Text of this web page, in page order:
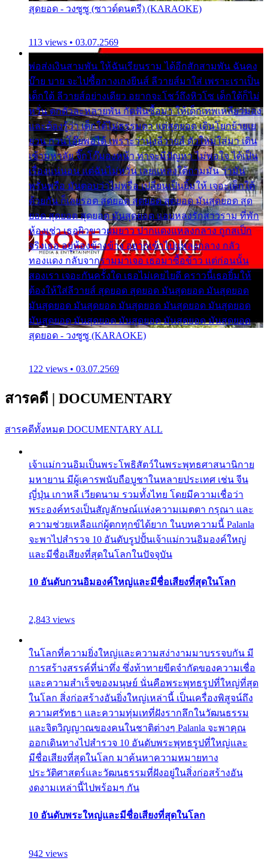
สุดยอด - วงซูซู (ซาวด์ดนตรี) (KARAOKE)
113 views • 03.07.2569
พ่อส่งเงินสามพัน ให้ฉันเรียนราม ได้อีกสักสามพัน ฉันคง
บ๊าย บาย จะไปซื้อกางเกงยีนส์ ลีวายส์มาใส่ เพราะเราเป็น
เด็กใต้ ลีวายส์อย่างเดียว อยากจะโชว์ถึงหิวโซ เด็กใต้ก็ไม่
หวั่น ตกตัวละหลายพัน กัดฟันซื้อมา ให้เด็กเทพเหลียวมอง
และต้องรู้ว่า เด็กใต้ไม่ธรรมดา แต่สุดยอด เดินโยกย้ายเย
ยวน กวนโอ๊ยพอได้ เพราะว่านุ่งลีวายส์ ตัวใหม่ใส่มา เดิน
เข้ามหาลัย จิ๊กโก๊มองหน้า ท่าจะมีปัญหา ไม่พอใจ ได้เป็น
เรื่องแน่นอน แต่ฉันไม่หวั่น เลยแหลงใต้ถามมัน ว่ามัน
พรั่นพรือ มันตอบว่าไม่พรื่อ เปลี่ยนเป็นยิ้มให้ เจอะเด็กใต้
ด้วยกัน ก็เลยรอด สุดยอด สุดยอด สุดยอด มันสุดยอด สุด
ยอด สุดยอด สุดยอด มันสุดยอด แอบหลงรักสาวราม ที่พัก
ห้องเช่า เธอผิวขาวผมยาว ปากแดงแหลงกลาง ถูกสเป็ก
จริงเธอ อยู่ห้องข้างข้าง อยากเข้าไปแหลงกลาง กลัว
ทองแดง กลับจากรามมาเจอ เธอมาซื้อข้าว แต่ก่อนนั้น
สองเรา เจอะกันครั้งใด เธอไม่เคยไยดี คราวนี้เธอยิ้มให้
ต้องให้ใส่ลีวายส์ สุดยอด สุดยอด มันสุดยอด มันสุดยอด
มันสุดยอด มันสุดยอด มันสุดยอด มันสุดยอด มันสุดยอด
มันสุดยอด มันสุดยอด มันสุดยอด มันสุดยอด มันสุดยอด
สุดยอด - วงซูซู (KARAOKE)
122 views • 03.07.2569
สารคดี | DOCUMENTARY
สารคดีทั้งหมด DOCUMENTARY ALL
เจ้าแม่กวนอิมเป็นพระโพธิสัตว์ในพระพุทธศาสนานิกาย
มหายาน มีผู้เคารพนับถือบูชาในหลายประเทศ เช่น จีน
ญี่ปุ่น เกาหลี เวียดนาม รวมทั้งไทย โดยมีความเชื่อว่า
พระองค์ทรงเป็นสัญลักษณ์แห่งความเมตตา กรุณา และ
ความช่วยเหลือแก่ผู้ตกทุกข์ได้ยาก ในบทความนี้ Palanla
จะพาไปสำรวจ 10 อันดับรูปปั้นเจ้าแม่กวนอิมองค์ใหญ่
และมีชื่อเสียงที่สุดในโลกในปัจจุบัน
10 อันดับกวนอิมองค์ใหญ่และมีชื่อเสียงที่สุดในโลก
2,843 views
ในโลกที่ความยิ่งใหญ่และความสง่างามมาบรรจบกัน มี
การสร้างสรรค์ที่น่าทึ่ง ซึ่งท้าทายขีดจำกัดของความเชื่อ
และความสำเร็จของมนุษย์ นั่นคือพระพุทธรูปที่ใหญ่ที่สุด
ในโลก สิ่งก่อสร้างอันยิ่งใหญ่เหล่านี้ เป็นเครื่องพิสูจน์ถึง
ความศรัทธา และความทุ่มเทที่ฝังรากลึกในวัฒนธรรม
และจิตวิญญาณของคนในชาติต่างๆ Palanla จะพาคุณ
ออกเดินทางไปสำรวจ 10 อันดับพระพุทธรูปที่ใหญ่และ
มีชื่อเสียงที่สุดในโลก มาค้นหาความหมายทาง
ประวัติศาสตร์และวัฒนธรรมที่ฝังอยู่ในสิ่งก่อสร้างอัน
งดงามเหล่านี้ไปพร้อมๆ กัน
10 อันดับพระใหญ่และมีชื่อเสียงที่สุดในโลก
942 views